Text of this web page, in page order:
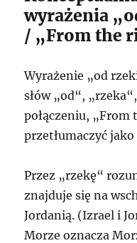
wyrażenia
/ „From the
Wyrażenie „od
słów „od“,
połączeniu,
przetłumaczyć
Przez „rzekę“
znajduje się na
Jordanią. (Izrael i
Morze oznacza